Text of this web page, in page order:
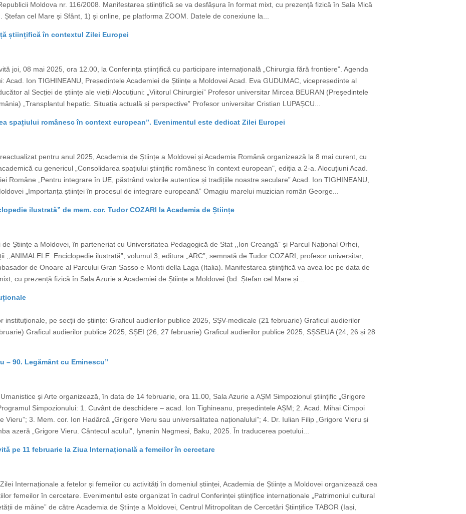
Moldova nr. 116/2008. Manifestarea științifică se va desfășura în format mixt, cu prezență fizică în Sala Mică
cel Mare și Sfânt, 1) și online, pe platforma ZOOM. Datele de conexiune la...
științifică în contextul Zilei Europei
joi, 08 mai 2025, ora 12.00, la Conferința științifică cu participare internațională „Chirurgia fără frontiere”. Agenda
Acad. Ion TIGHINEANU, Președintele Academiei de Științe a Moldovei Acad. Eva GUDUMAC, vicepreședinte al
al Secției de științe ale vieții Alocuțiuni: „Viitorul Chirurgiei” Profesor universitar Mircea BEURAN (Președintele
„Transplantul hepatic. Situația actuală și perspective” Profesor universitar Cristian LUPAȘCU...
spațiului românesc în context european”. Evenimentul este dedicat Zilei Europei
pentru anul 2025, Academia de Științe a Moldovei și Academia Română organizează la 8 mai curent, cu
cu genericul „Consolidarea spațiului științific românesc în context european", ediția a 2-a. Alocuțiuni Acad.
Române „Pentru integrare în UE, păstrând valorile autentice și tradițiile noastre seculare” Acad. Ion TIGHINEANU,
„Importanța științei în procesul de integrare europeană” Omagiu marelui muzician român George...
ilustrată” de mem. cor. Tudor COZARI la Academia de Științe
Științe a Moldovei, în parteneriat cu Universitatea Pedagogică de Stat ,,Ion Creangă” și Parcul Național Orhei,
,,ANIMALELE. Enciclopedie ilustrată”, volumul 3, editura „ARC”, semnată de Tudor COZARI, profesor universitar,
de Onoare al Parcului Gran Sasso e Monti della Laga (Italia). Manifestarea științifică va avea loc pe data de
cu prezență fizică în Sala Azurie a Academiei de Științe a Moldovei (bd. Ștefan cel Mare și...
instituționale, pe secții de științe: Graficul audierilor publice 2025, SȘV-medicale (21 februarie) Graficul audierilor
Graficul audierilor publice 2025, SȘEI (26, 27 februarie) Graficul audierilor publice 2025, SȘSEUA (24, 26 și 28
– 90. Legământ cu Eminescu”
și Arte organizează, în data de 14 februarie, ora 11.00, Sala Azurie a AȘM Simpozionul științific „Grigore
Simpozionului: 1. Cuvânt de deschidere – acad. Ion Tighineanu, președintele AȘM; 2. Acad. Mihai Cimpoi
Vieru”; 3. Mem. cor. Ion Hadârcă „Grigore Vieru sau universalitatea naționalului”; 4. Dr. Iulian Filip „Grigore Vieru și
azeră „Grigore Vieru. Cântecul acului”, Iynǝnin Nǝgmesi, Baku, 2025. În traducerea poetului...
pe 11 februarie la Ziua Internațională a femeilor în cercetare
Internaționale a fetelor și femeilor cu activități în domeniul științei, Academia de Științe a Moldovei organizează cea
femeilor în cercetare. Evenimentul este organizat în cadrul Conferinței științifice internaționale „Patrimoniul cultural
de mâine” de către Academia de Științe a Moldovei, Centrul Mitropolitan de Cercetări Științifice TABOR (Iași,